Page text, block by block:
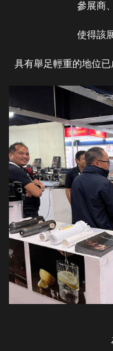
參展商
使得該
具有舉足輕重的地位